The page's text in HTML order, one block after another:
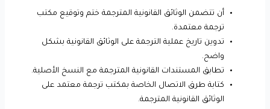
أن تتضمن الوثائق القانونية المترجمة ختم وتوقيع مكتب
ترجمة معتمدة.
تدوين تاريخ عملية الترجمة على الوثائق القانونية بشكل
واضح.
تطابق المستندات القانونية المترجمة مع النسخ الأصلية.
كتابة طرق الاتصال الخاصة بمكتب ترجمة معتمد على
الوثائق القانونية المترجمة.